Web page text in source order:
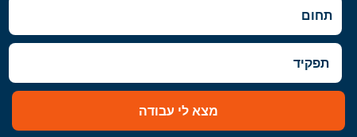
מצא לי עבודה